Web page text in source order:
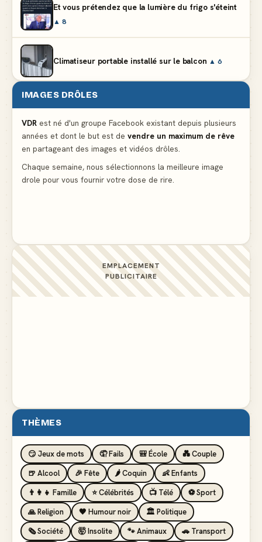
Et vous prétendez que la lumière du frigo s'éteint
▲ 8
Climatiseur portable installé sur le balcon ▲ 6
Partager l'addition alors que vous n'avez pris
Le mendiant revient avec un livre de cuisine
IMAGES DRÔLES
VDR est né d'un groupe Facebook existant depuis plusieurs
années et dont le but est de vendre un maximum de rêve
en partageant des images et vidéos drôles.
Chaque semaine, nous sélectionnons la meilleure image
drole pour vous fournir votre dose de rire.
EMPLACEMENT
PUBLICITAIRE
THÈMES
😏 Jeux de mots 🤦 Fails 🎒 École
💑 Couple
🍺 Alcool
🎉 Fête 🌶️ Coquin
👶 Enfants
👨‍👩‍👧 Famille
⭐ Célébrités 📺 Télé
⚽ Sport
🙏 Religion
🖤 Humour noir
🏛️ Politique
🗞️ Société
🤯 Insolite 🐾 Animaux
🚗 Transport